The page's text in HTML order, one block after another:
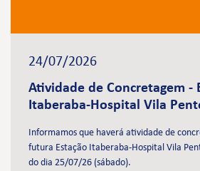
24/07/2026
Atividade de Concretagem -
Itaberaba-Hospital Vila
Informamos que haverá atividade de
futura Estação Itaberaba-Hospital Vila
do dia 25/07/26 (sábado).